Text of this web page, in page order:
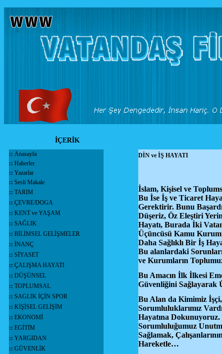
İÇERİK
:: Anasayfa
:: Haberler
:: Yazarlar
:: Sesli Makale
:: TARIM
:: ÇEVRE/DOGA
:: KENT ve YAŞAM
:: SAĞLIK
:: BİLİMSEL GELİŞMELER
:: İNANÇ
:: SİYASET
:: ÇALIŞMA HAYATI
:: DÜŞÜNSEL
:: TOPLUMSAL
:: SAGLIK İÇİN SPOR
:: KİŞİSEL GELİŞİM
:: EKONOMİ
:: EGİTİM
:: YARGIDAN
:: GÜVENLİK
DİN ve İŞ HAYATI
İslam, Kişisel ve
Bu İse İş ve Ticaret
Gerektirir. Bunu
Düşeriz, Öz Eleştiri
Hayatı, Burada İki
Üçüncüsü Kamu
Daha Sağlıklı Bir İş
Bu alanlardaki
ve Kurumların
Bu Amacın İlk İlkesi
Güvenliğini
Bu Alan da Kimimiz
Sorumluluklarımız
Hayatına Dokunuyoruz.
Sorumluluğumuz
Sağlamak,
Hareketle…